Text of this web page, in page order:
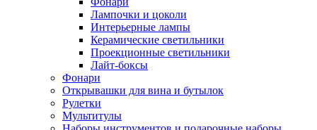
Лампочки и цоколи
Интерьерные лампы
Керамические светильники
Проекционные светильники
Лайт-боксы
Фонари
Открывашки для вина и бутылок
Рулетки
Мультитулы